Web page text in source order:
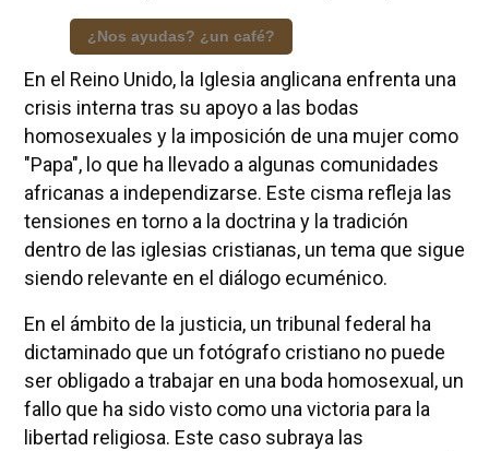
¿Nos ayudas? ¿un café?
En el Reino Unido, la Iglesia anglicana enfrenta una
crisis interna tras su apoyo a las bodas
homosexuales y la imposición de una mujer como
"Papa", lo que ha llevado a algunas comunidades
africanas a independizarse. Este cisma refleja las
tensiones en torno a la doctrina y la tradición
dentro de las iglesias cristianas, un tema que sigue
siendo relevante en el diálogo ecuménico.
En el ámbito de la justicia, un tribunal federal ha
dictaminado que un fotógrafo cristiano no puede
ser obligado a trabajar en una boda homosexual, un
fallo que ha sido visto como una victoria para la
libertad religiosa. Este caso subraya las